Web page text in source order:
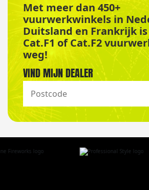
Met meer dan 450+
vuurwerkwinkels in
Duitsland en Frankrijk
Cat.F1 of Cat.F2
weg!
VIND MIJN DEALER